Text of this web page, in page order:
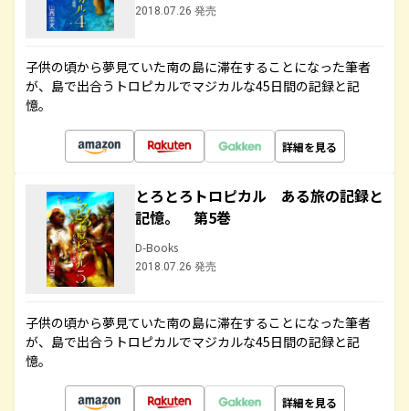
2018.07.26 発売
子供の頃から夢見ていた南の島に滞在することになった筆者
が、島で出合うトロピカルでマジカルな45日間の記録と記
憶。
詳細を見る
とろとろトロピカル ある旅の記録と
記憶。 第5巻
D-Books
2018.07.26 発売
子供の頃から夢見ていた南の島に滞在することになった筆者
が、島で出合うトロピカルでマジカルな45日間の記録と記
憶。
詳細を見る